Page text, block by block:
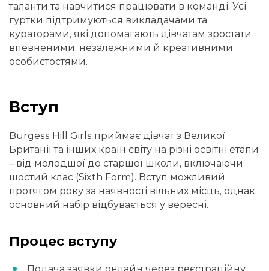
таланти та навчитися працювати в команді. Усі
гуртки підтримуються викладачами та
кураторами, які допомагають дівчатам зростати
впевненими, незалежними й креативними
особистостями.
Вступ
Burgess Hill Girls приймає дівчат з Великої
Британії та інших країн світу на різні освітні етапи
– від молодшої до старшої школи, включаючи
шостий клас (Sixth Form). Вступ можливий
протягом року за наявності вільних місць, однак
основний набір відбувається у вересні.
Процес вступу